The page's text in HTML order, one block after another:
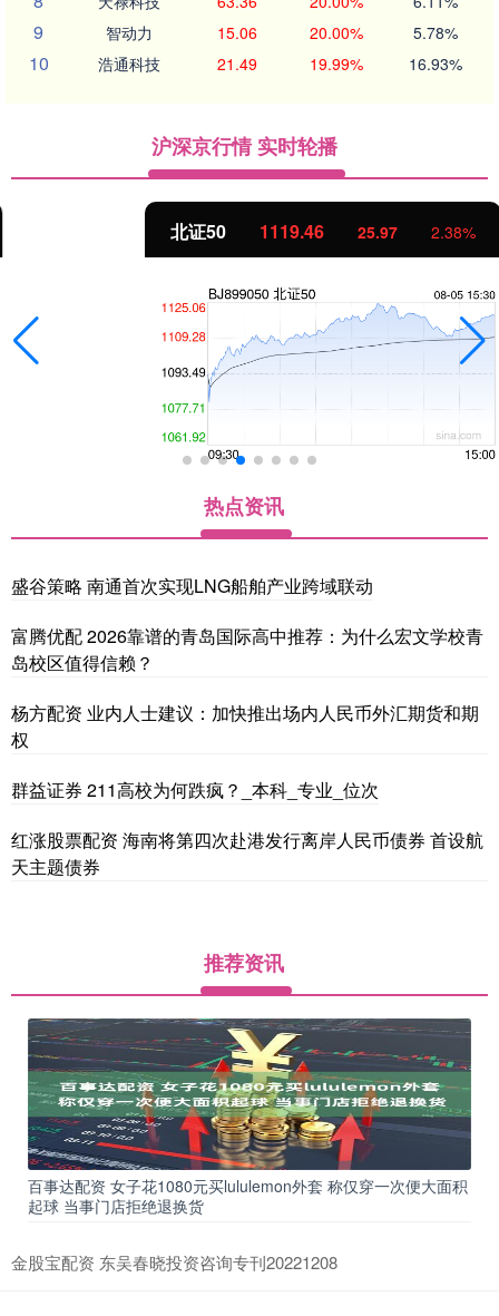
9 智动力 15.06 20.00% 5.78%
10 浩通科技 21.49 19.99% 16.93%
沪深京行情 实时轮播
1119.46 25.97 2.38%
热点资讯
盛谷策略 南通首次实现LNG船舶产业跨域联动
富腾优配 2026靠谱的青岛国际高中推荐：为什么宏文学校青
岛校区值得信赖？
杨方配资 业内人士建议：加快推出场内人民币外汇期货和期
权
群益证券 211高校为何跌疯？_本科_专业_位次
红涨股票配资 海南将第四次赴港发行离岸人民币债券 首设航
天主题债券
推荐资讯
百事达配资 女子花1080元买lululemon外套 称仅穿一次便大面积
起球 当事门店拒绝退换货
金股宝配资 东吴春晓投资咨询专刊20221208